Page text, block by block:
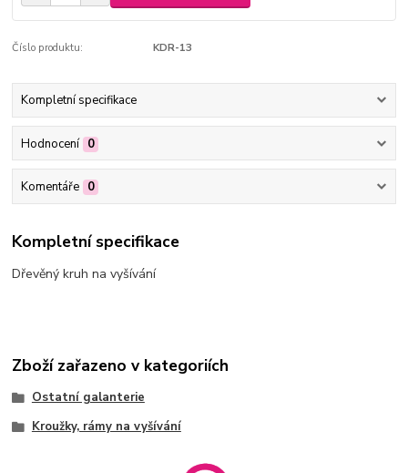
Číslo produktu: KDR-13
Kompletní specifikace
Hodnocení 0
Komentáře 0
Kompletní specifikace
Dřevěný kruh na vyšívání
Zboží zařazeno v kategoriích
Ostatní galanterie
Kroužky, rámy na vyšívání